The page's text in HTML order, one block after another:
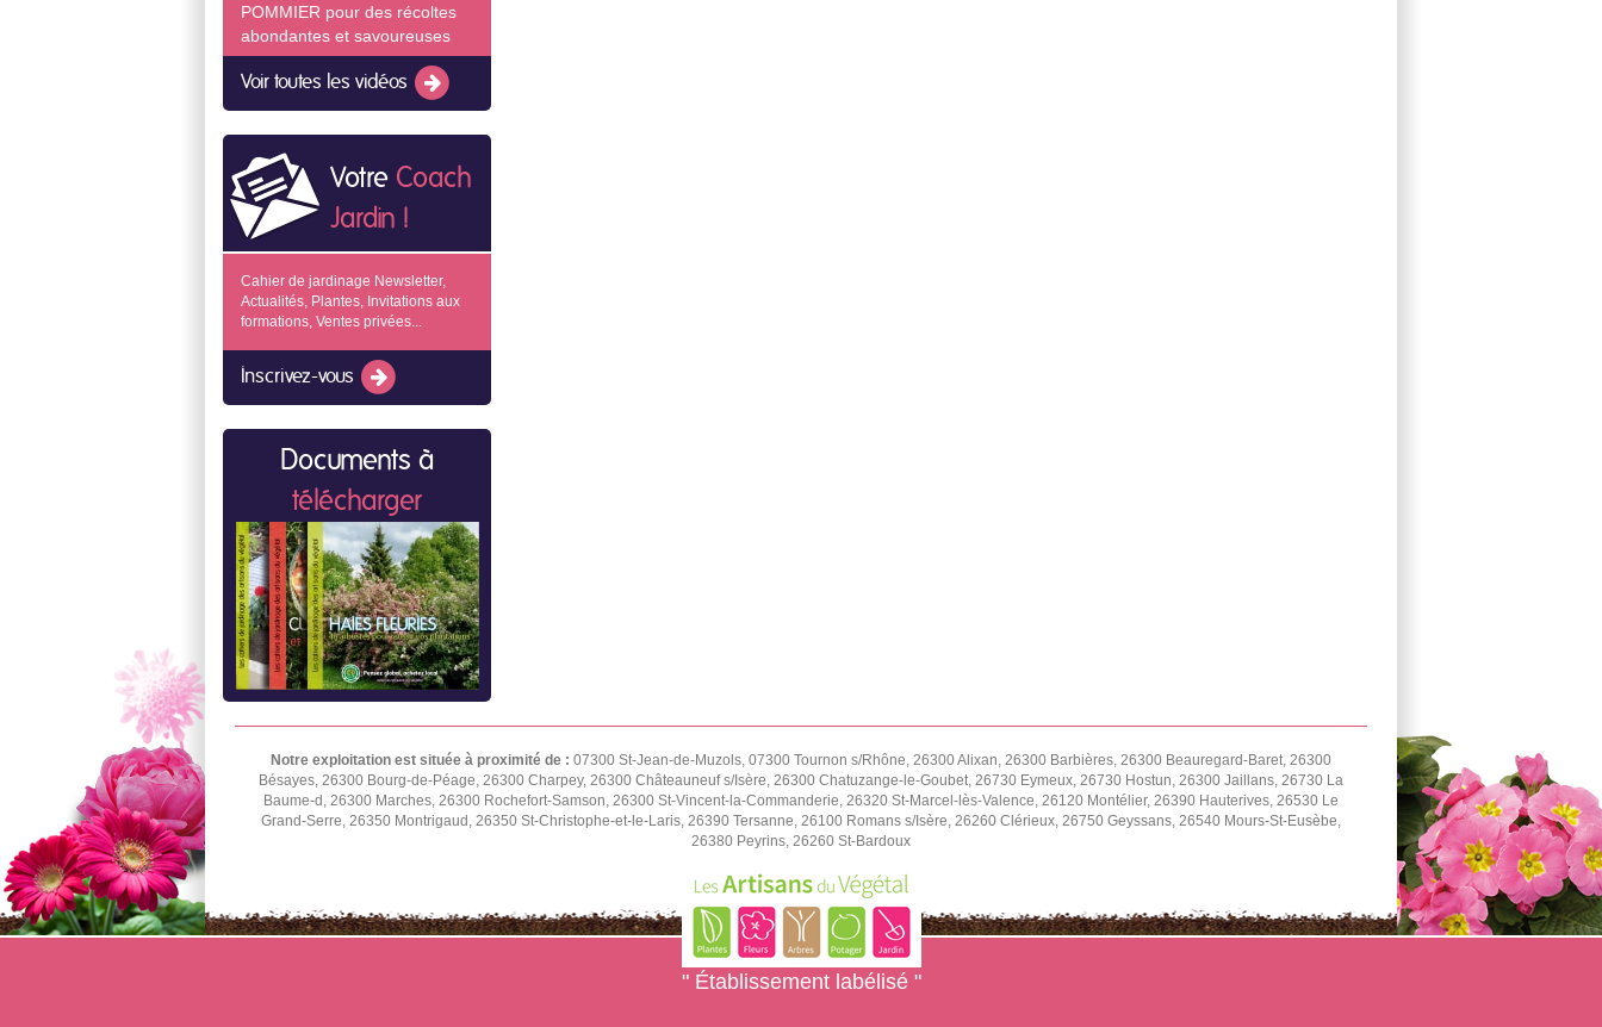
POMMIER pour des récoltes
abondantes et savoureuses
Voir toutes les vidéos
Votre Coach
Jardin !
Cahier de jardinage Newsletter,
Actualités, Plantes, Invitations aux
formations, Ventes privées...
Inscrivez-vous
Documents à
télécharger
Notre exploitation est située à proximité de : 07300 St-Jean-de-Muzols, 07300 Tournon s/Rhône, 26300 Alixan, 26300 Barbières, 26300 Beauregard-Baret, 26300
Bésayes, 26300 Bourg-de-Péage, 26300 Charpey, 26300 Châteauneuf s/Isère, 26300 Chatuzange-le-Goubet, 26730 Eymeux, 26730 Hostun, 26300 Jaillans, 26730 La
Baume-d, 26300 Marches, 26300 Rochefort-Samson, 26300 St-Vincent-la-Commanderie, 26320 St-Marcel-lès-Valence, 26120 Montélier, 26390 Hauterives, 26530 Le
Grand-Serre, 26350 Montrigaud, 26350 St-Christophe-et-le-Laris, 26390 Tersanne, 26100 Romans s/Isère, 26260 Clérieux, 26750 Geyssans, 26540 Mours-St-Eusèbe,
26380 Peyrins, 26260 St-Bardoux
" Établissement labélisé "